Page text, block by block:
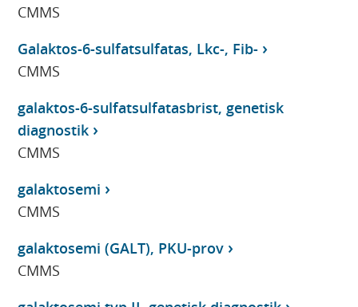
CMMS
Galaktos-6-sulfatsulfatas, Lkc-, Fib-
CMMS
galaktos-6-sulfatsulfatasbrist, genetisk
diagnostik
CMMS
galaktosemi
CMMS
galaktosemi (GALT), PKU-prov
CMMS